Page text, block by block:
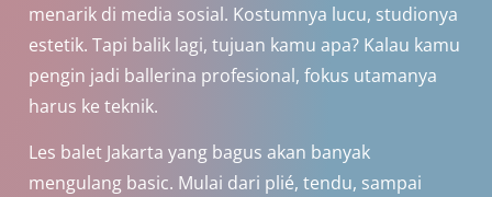
menarik di media sosial. Kostumnya lucu, studionya
estetik. Tapi balik lagi, tujuan kamu apa? Kalau kamu
pengin jadi ballerina profesional, fokus utamanya
harus ke teknik.
Les balet Jakarta yang bagus akan banyak
mengulang basic. Mulai dari plié, tendu, sampai